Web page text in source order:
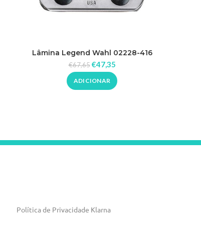
Lâmina Legend Wahl 02228-416
€67,65 €47,35
ADICIONAR
Política de Privacidade Klarna